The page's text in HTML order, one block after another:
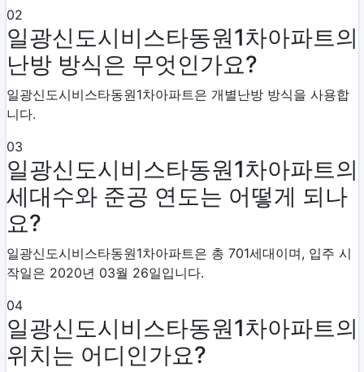
02
일광신도시비스타동원1차아파트의
난방 방식은 무엇인가요?
일광신도시비스타동원1차아파트은 개별난방 방식을 사용합
니다.
03
일광신도시비스타동원1차아파트의
세대수와 준공 연도는 어떻게 되나
요?
일광신도시비스타동원1차아파트은 총 701세대이며, 입주 시
작일은 2020년 03월 26일입니다.
04
일광신도시비스타동원1차아파트의
위치는 어디인가요?